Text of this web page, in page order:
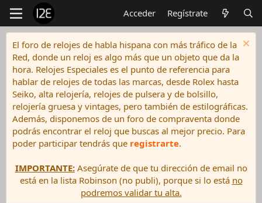
Acceder Regístrate
El foro de relojes de habla hispana con más tráfico de la
Red, donde un reloj es algo más que un objeto que da la
hora. Relojes Especiales es el punto de referencia para
hablar de relojes de todas las marcas, desde Rolex hasta
Seiko, alta relojería, relojes de pulsera y de bolsillo,
relojería gruesa y vintages, pero también de estilográficas.
Además, disponemos de un foro de compraventa donde
podrás encontrar el reloj que buscas al mejor precio. Para
poder participar tendrás que registrarte.
IMPORTANTE:Asegúrate de que tu dirección de email no
está en la lista Robinson (no publi), porque si lo está no
podremos validar tu alta.